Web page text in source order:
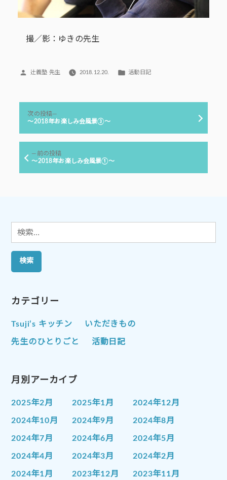
撮／影：ゆきの先生
投
辻義塾 先生 2018.12.20.
カ
リ
活動日記
ナ
ー
前の投稿前
の
～2018年お楽しみ会風景①～
次の投稿
の
～2018年お楽しみ会風景③～
検
索:
カテゴリー
Tsuji’s キッチン いただきもの
先生のひとりごと 活動日記
月別アーカイブ
2025年2月 2025年1月 2024年12月
2024年10月 2024年9月 2024年8月
2024年7月 2024年6月 2024年5月
2024年4月 2024年3月 2024年2月
2024年1月 2023年12月 2023年11月